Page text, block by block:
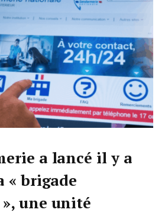
a lancé il y a
« brigade
une unité